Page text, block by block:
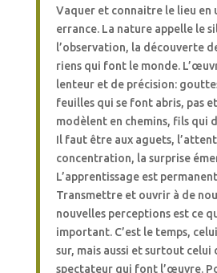
Vaquer et connaitre le lieu en
errance. La nature appelle le
l’observation, la découverte
riens qui font le monde.
lenteur et de précision:
feuilles qui se font abris, pas
modèlent en chemins, fils qui
Il faut être aux aguets,
concentration, la surprise
L’apprentissage est
Transmettre et ouvrir à de
nouvelles perceptions est ce
important. C’est le temps,
sur, mais aussi et surtout celui
spectateur qui font l’œuvre.